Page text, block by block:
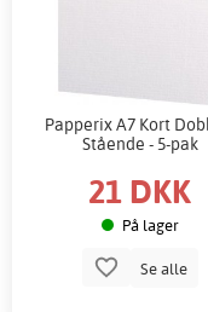
Papperix A7 Kort
Stående - 5-pak
21 DKK
På lager
Se alle